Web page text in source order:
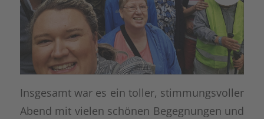
Insgesamt war es ein toller, stimmungsvoller
Abend mit vielen schönen Begegnungen und